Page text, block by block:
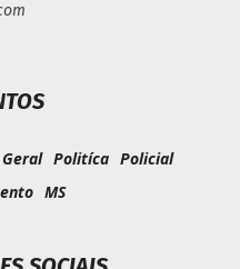
Geral Politíca Policial
MS